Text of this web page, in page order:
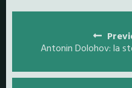
navigation
Antonin Dolohov: la